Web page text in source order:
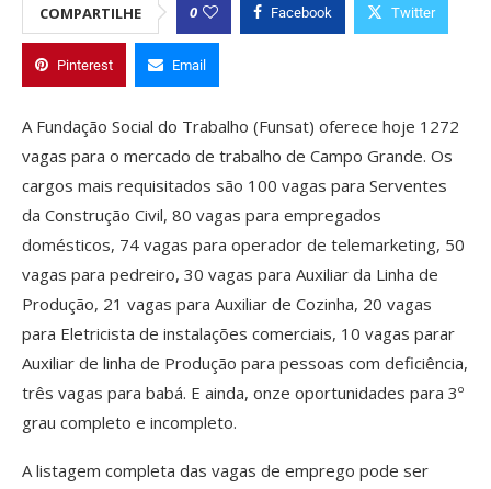
COMPARTILHE 0 Facebook Twitter
Pinterest Email
A Fundação Social do Trabalho (Funsat) oferece hoje 1272
vagas para o mercado de trabalho de Campo Grande. Os
cargos mais requisitados são 100 vagas para Serventes
da Construção Civil, 80 vagas para empregados
domésticos, 74 vagas para operador de telemarketing, 50
vagas para pedreiro, 30 vagas para Auxiliar da Linha de
Produção, 21 vagas para Auxiliar de Cozinha, 20 vagas
para Eletricista de instalações comerciais, 10 vagas parar
Auxiliar de linha de Produção para pessoas com deficiência,
três vagas para babá. E ainda, onze oportunidades para 3º
grau completo e incompleto.
A listagem completa das vagas de emprego pode ser